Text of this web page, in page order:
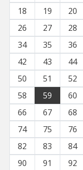
18
19 20
26
27 28
34
35 36
42
43 44
50
51 52
58
59 60
66
67 68
74
75 76
82
83 84
90
91 92